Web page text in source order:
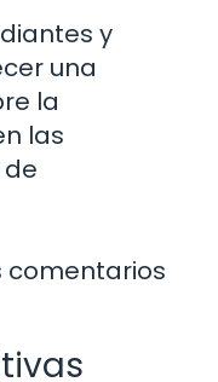
y
una
la
las
comentarios